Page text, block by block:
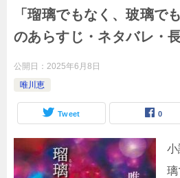
「瑠璃でもなく、玻璃で
のあらすじ・ネタバレ・
公開日： 2025年6月8日
唯川恵
Tweet 0
璃